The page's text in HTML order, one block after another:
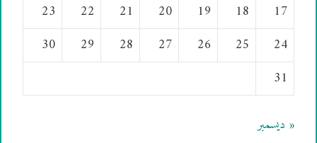
17
18
19
20
21
22
23
24
25
26
27
28
29
30
31
« ديسمبر